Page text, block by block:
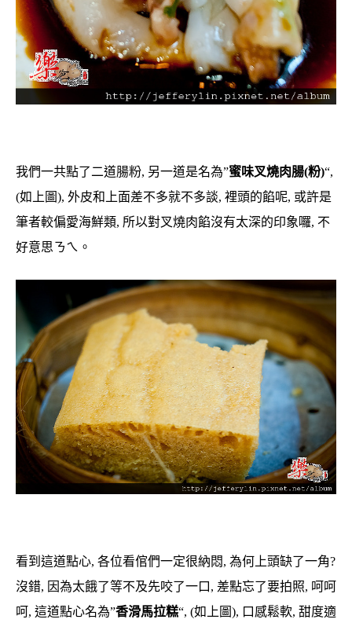
我們一共點了二道腸粉, 另一道是名為”蜜味叉燒肉腸(粉)“,
(如上圖), 外皮和上面差不多就不多談, 裡頭的餡呢, 或許是
筆者較偏愛海鮮類, 所以對叉燒肉餡沒有太深的印象囉, 不
好意思ㄋㄟ。
看到這道點心, 各位看倌們一定很納悶, 為何上頭缺了一角?
沒錯, 因為太餓了等不及先咬了一口, 差點忘了要拍照, 呵呵
呵, 這道點心名為”香滑馬拉糕“, (如上圖), 口感鬆軟, 甜度適